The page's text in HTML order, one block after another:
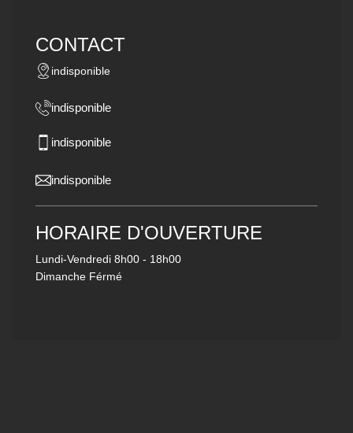
CONTACT
indisponible
indisponible
indisponible
indisponible
HORAIRE D'OUVERTURE
Lundi-Vendredi 8h00 - 18h00
Dimanche Férmé